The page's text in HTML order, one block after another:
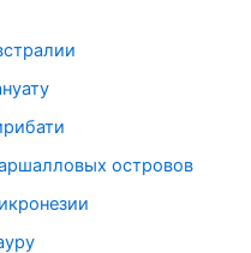
островов